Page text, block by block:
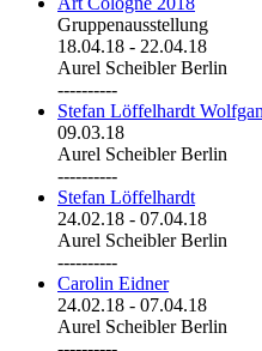
Gruppenausstellung
18.04.18 - 22.04.18
Aurel Scheibler Berlin
----------
Stefan Löffelhardt
09.03.18
Aurel Scheibler Berlin
----------
Stefan Löffelhardt
24.02.18 - 07.04.18
Aurel Scheibler Berlin
----------
Carolin Eidner
24.02.18 - 07.04.18
Aurel Scheibler Berlin